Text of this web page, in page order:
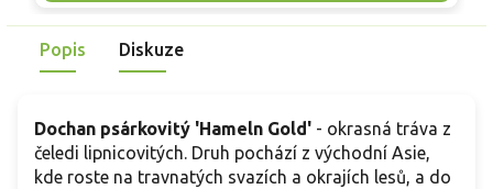
cest a v miskách na terase, na plné slunce až polostín.
Oproti běžnému dochanu 'Hameln' je výrazně světlejší
olistěním.
Popis Diskuze
Dochan psárkovitý 'Hameln Gold' - okrasná tráva z
čeledi lipnicovitých. Druh pochází z východní Asie,
kde roste na travnatých svazích a okrajích lesů, a do